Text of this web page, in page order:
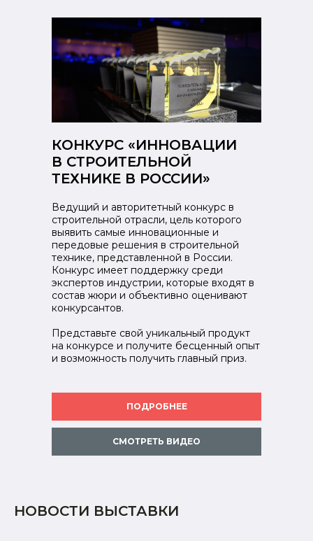
Ведущий и авторитетный конкурс в
строительной отрасли, цель которого
выявить самые инновационные и
передовые решения в строительной
технике, представленной в России.
Конкурс имеет поддержку среди
экспертов индустрии, которые входят в
состав жюри и объективно оценивают
конкурсантов.
Представьте свой уникальный продукт
на конкурсе и получите бесценный опыт
и возможность получить главный приз.
ПОДРОБНЕЕ
КОНКУРС «ИННОВАЦИИ
В СТРОИТЕЛЬНОЙ
ТЕХНИКЕ В РОССИИ»
СМОТРЕТЬ ВИДЕО
НОВОСТИ ВЫСТАВКИ